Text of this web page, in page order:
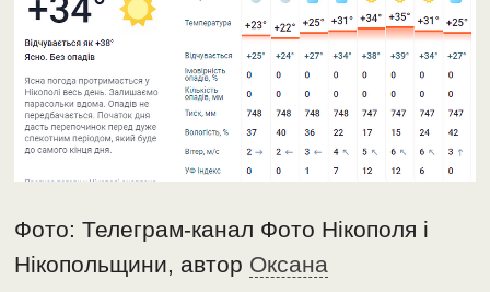
Фото: Телеграм-канал Фото Нікополя і
Нікопольщини, автор Оксана